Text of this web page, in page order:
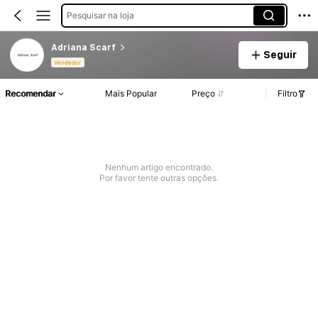
Pesquisar na loja
Adriana Scarf
Vendedor
Seguir
Recomendar Mais Popular Preço Filtro
Nenhum artigo encontrado.
Por favor tente outras opções.